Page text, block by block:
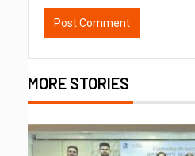
MORE STORIES